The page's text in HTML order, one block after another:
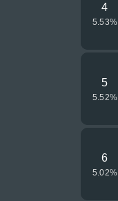
4
5.53%
5
5.52%
6
5.02%